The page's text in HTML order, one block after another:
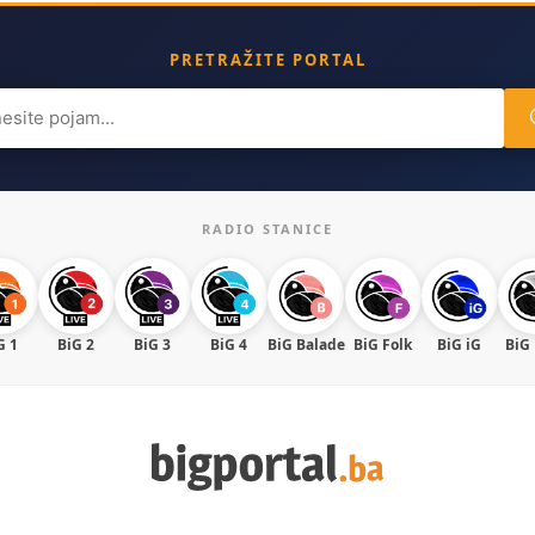
PRETRAŽITE PORTAL
RADIO STANICE
1 BiG 2 BiG 3 BiG 4 BiG Balade BiG Folk BiG iG BiG